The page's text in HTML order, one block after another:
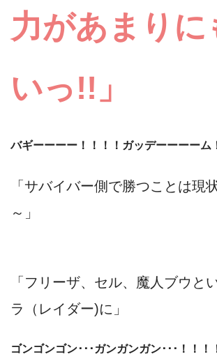
力があまりに
いっ!! 」
バギーーーー！！！！ガッデーーーーム
「サバイバー側で勝つことは現
～」
「フリーザ、セル、魔人ブウと
ラ（レイダー)に」
ゴンゴンゴン･･･ガンガンガン･･･！！！